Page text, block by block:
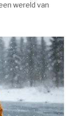
wereld van